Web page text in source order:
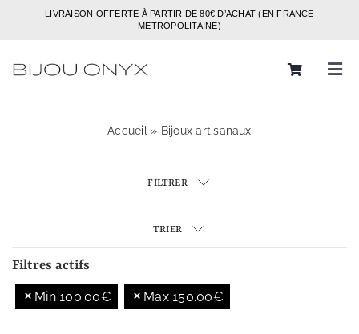
LIVRAISON OFFERTE À PARTIR DE 80€ D’ACHAT (EN FRANCE
METROPOLITAINE)
Bracelets
Colliers
Accueil » Bijoux artisanaux
FILTRER
TRIER
Filtres actifs
Min100.00€ Max150.00€